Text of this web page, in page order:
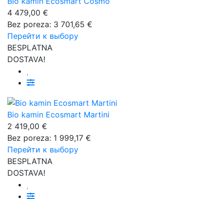
4 479,00 €
Bez poreza: 3 701,65 €
Перейти к выбору
BESPLATNA
DOSTAVA!
Bio kamin Ecosmart Martini
2 419,00 €
Bez poreza: 1 999,17 €
Перейти к выбору
BESPLATNA
DOSTAVA!